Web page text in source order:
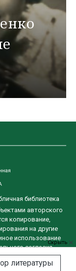
Скрыть
литературы
библиотека
авторского
копирование,
на другие
использование
согласия